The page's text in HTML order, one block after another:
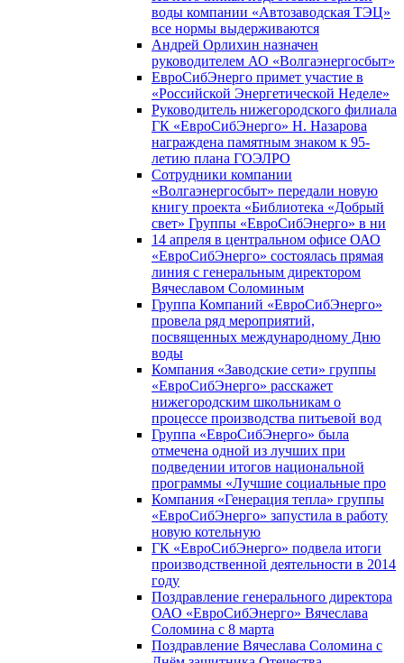
воды компании «Автозаводская ТЭЦ»
все нормы выдерживаются
Андрей Орлихин назначен
руководителем АО «Волгаэнергосбыт»
ЕвроСибЭнерго примет участие в
«Российской Энергетической Неделе»
Руководитель нижегородского филиала
ГК «ЕвроСибЭнерго» Н. Назарова
награждена памятным знаком к 95-
летию плана ГОЭЛРО
Сотрудники компании
«Волгаэнергосбыт» передали новую
книгу проекта «Библиотека «Добрый
свет» Группы «ЕвроСибЭнерго» в ни
14 апреля в центральном офисе ОАО
«ЕвроСибЭнерго» состоялась прямая
линия с генеральным директором
Вячеславом Соломиным
Группа Компаний «ЕвроСибЭнерго»
провела ряд мероприятий,
посвященных международному Дню
воды
Компания «Заводские сети» группы
«ЕвроСибЭнерго» расскажет
нижегородским школьникам о
процессе производства питьевой вод
Группа «ЕвроСибЭнерго» была
отмечена одной из лучших при
подведении итогов национальной
программы «Лучшие социальные про
Компания «Генерация тепла» группы
«ЕвроСибЭнерго» запустила в работу
новую котельную
ГК «ЕвроСибЭнерго» подвела итоги
производственной деятельности в 2014
году
Поздравление генерального директора
ОАО «ЕвроСибЭнерго» Вячеслава
Соломина с 8 марта
Поздравление Вячеслава Соломина с